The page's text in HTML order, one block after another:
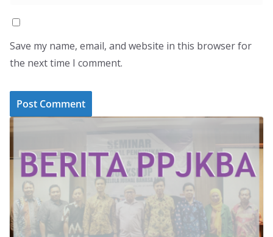
Save my name, email, and website in this browser for
the next time I comment.